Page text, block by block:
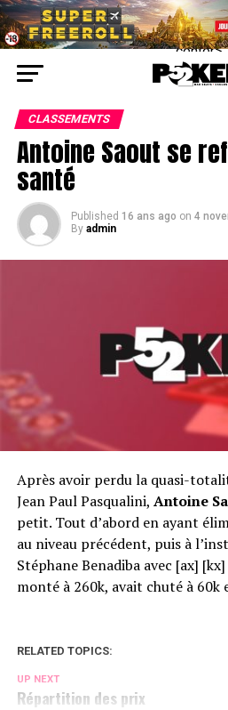
center>
CLASSEMENTS
Antoine Saout se
santé
Published 16 ans ago on 4
By admin
Après avoir perdu la quasi-
Jean Paul Pasqualini, Antoine
petit. Tout d’abord en ayant
au niveau précédent, puis à
Stéphane Benadiba avec [ax]
monté à 260k, avait chuté à
RELATED TOPICS:
UP NEXT
Répartition des prix